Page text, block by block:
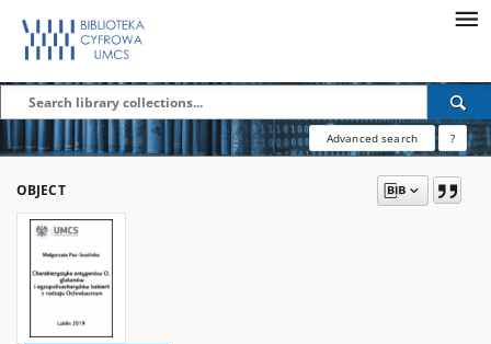
Advanced search ?
OBJECT